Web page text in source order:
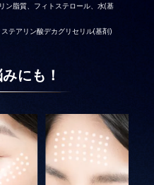
ン脂質、フィトステロール、水(基
テアリン酸デカグリセリル(基剤)
にも！